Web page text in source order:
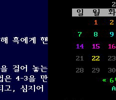
흑에게 핸
걸어 놓는
은 4-3을 만
고, 심지어
일
월 화
1
2
7
8 9
14
15 16
21
22 23
28
29 30
« 6